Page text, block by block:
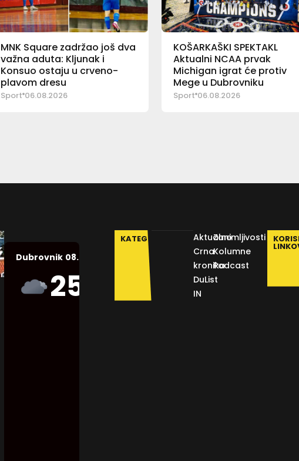
MNK Square zadržao još dva
važna aduta: Kljunak i
Konsuo ostaju u crveno-
plavom dresu
Sport 06.08.2026
KOŠARKAŠKI SPEKTAKL
Aktualni NCAA prvak
Michigan igrat će protiv
Mege u Dubrovniku
Sport 06.08.2026
Dubrovnik 08.08.2026.
25
Humidity:
KATEGORIJE
Aktualno
Crna
kronika
DuList
IN
Zanimljivosti
Kolumne
Podcast